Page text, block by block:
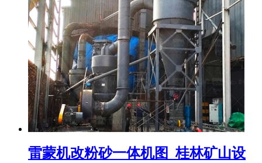
雷蒙机改粉砂一体机图_桂林矿山设